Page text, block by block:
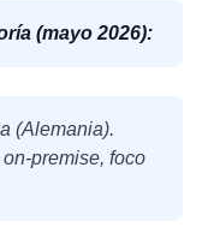
(mayo 2026):
(Alemania).
premise, foco